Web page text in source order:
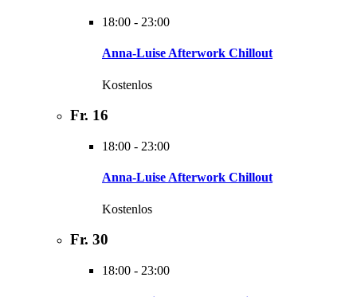
18:00 - 23:00
Anna-Luise Afterwork Chillout
Kostenlos
Fr. 16
18:00 - 23:00
Anna-Luise Afterwork Chillout
Kostenlos
Fr. 30
18:00 - 23:00